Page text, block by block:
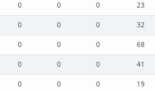
0 0 0
23
0 0 0
32
0 0 0
68
0 0 0
41
0 0 0
19